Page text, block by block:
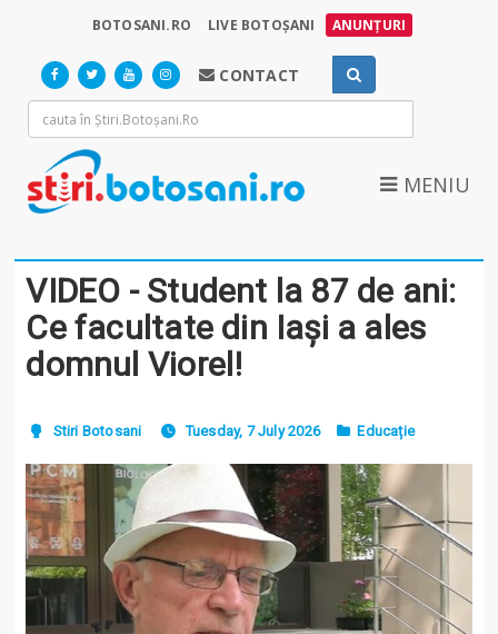
BOTOSANI.RO LIVE BOTOȘANI ANUNȚURI
CONTACT
MENIU
VIDEO - Student la 87 de ani:
Ce facultate din Iași a ales
domnul Viorel!
Stiri Botosani Tuesday, 7 July 2026 Educație